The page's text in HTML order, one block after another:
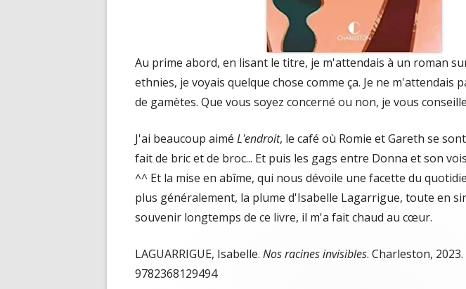
Au prime abord, en lisant le titre, je m'attendais à un roman
ethnies, je voyais quelque chose comme ça. Je ne m'attendais
de gamètes. Que vous soyez concerné ou non, je vous
J'ai beaucoup aimé L'endroit, le café où Romie et Gareth se
fait de bric et de broc... Et puis les gags entre Donna et son
^^ Et la mise en abîme, qui nous dévoile une facette du
plus généralement, la plume d'Isabelle Lagarrigue, toute en
souvenir longtemps de ce livre, il m'a fait chaud au cœur.
LAGUARRIGUE, Isabelle. Nos racines invisibles. Charleston, 2023.
9782368129494